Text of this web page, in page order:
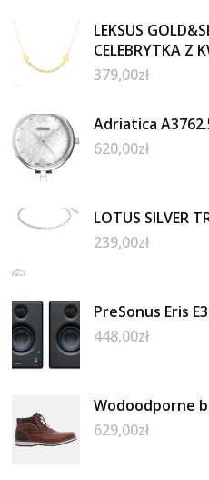
LEKSUS
CELEBRYTKA Z
379,00zł
Adriatica
620,00zł
LOTUS SILVER
239,00zł
PreSonus Eris
448,00zł
Wodoodporne
629,00zł